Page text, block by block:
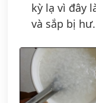
kỳ lạ vì đây
và sắp bị hư.